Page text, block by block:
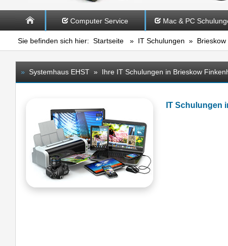
Computer Service Mac & PC
Sie befinden sich hier: Startseite » IT Schulungen » Brieskow
» Systemhaus EHST » Ihre IT Schulungen in Brieskow
IT Schulungen